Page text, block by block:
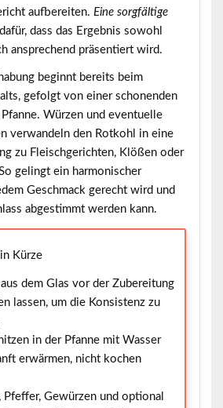
aufbereiten. Eine sorgfältige
dass das Ergebnis sowohl
ansprechend präsentiert wird.
beginnt bereits beim
gefolgt von einer schonenden
Würzenund eventuelle
verwandeln den Rotkohl in eine
zu Fleischgerichten, Klößen oder
gelingt ein harmonischer
Geschmack gerecht wird und
abgestimmt werden kann.
Kürze
dem Glas vor der Zubereitung
lassen, um die Konsistenz zu
in der Pfanne mit Wasser
erwärmen, nicht kochen
Pfeffer, Gewürzen und optional